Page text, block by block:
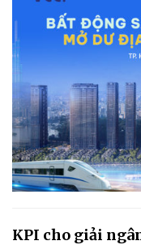
KPI cho giải